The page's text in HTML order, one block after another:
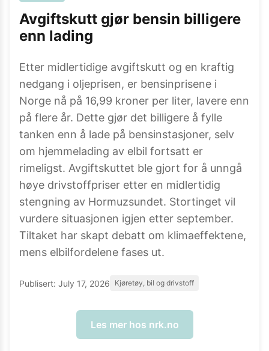
Avgiftskutt gjør bensin billigere
enn lading
Etter midlertidige avgiftskutt og en kraftig
nedgang i oljeprisen, er bensinprisene i
Norge nå på 16,99 kroner per liter, lavere enn
på flere år. Dette gjør det billigere å fylle
tanken enn å lade på bensinstasjoner, selv
om hjemmelading av elbil fortsatt er
rimeligst. Avgiftskuttet ble gjort for å unngå
høye drivstoffpriser etter en midlertidig
stengning av Hormuzsundet. Stortinget vil
vurdere situasjonen igjen etter september.
Tiltaket har skapt debatt om klimaeffektene,
mens elbilfordelene fases ut.
Publisert: July 17, 2026 Kjøretøy, bil og drivstoff
Les mer hos nrk.no